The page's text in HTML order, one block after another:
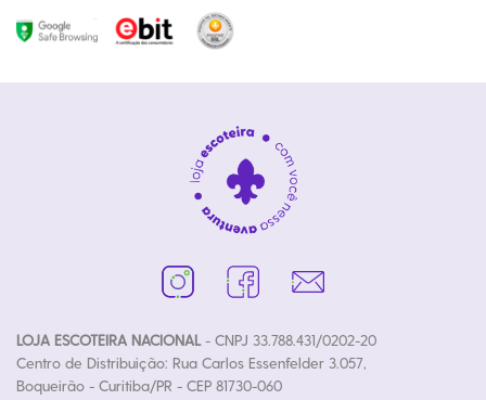
LOJA ESCOTEIRA NACIONAL- CNPJ 33.788.431/0202-20
Centro de Distribuição: Rua Carlos Essenfelder 3.057,
Boqueirão - Curitiba/PR - CEP 81730-060